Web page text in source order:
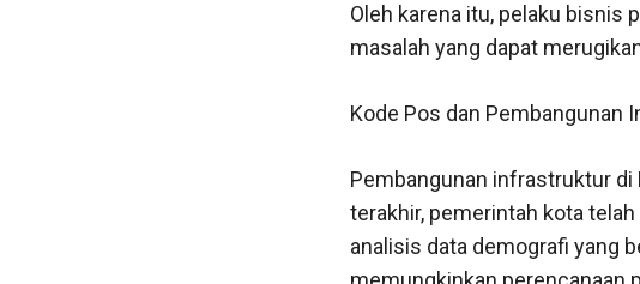
Oleh karena itu, pelaku bisnis
masalah yang dapat
Kode Pos dan Pembangunan
Pembangunan infrastruktur di
terakhir, pemerintah kota
analisis data demografi yang